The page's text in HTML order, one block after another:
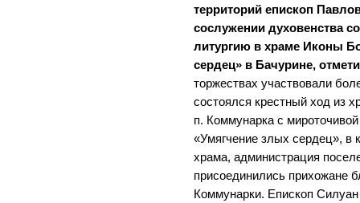
территорий епископ
сослужении духовенства
литургию в храме Иконы
сердец» в Бачурине,
торжествах участвовали
состоялся крестный ход из
п. Коммунарка с
«Умягчение злых сердец», в
храма, администрация
присоединились прихожане
Коммунарки. Епископ